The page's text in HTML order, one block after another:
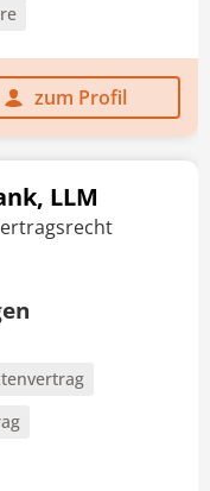
zum Profil
LLM